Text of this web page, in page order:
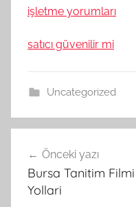
işletme yorumları
satıcı güvenilir mi
Uncategorized
gezinmesi
Önceki yazı
Bursa Tanitim
Yollari